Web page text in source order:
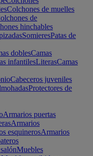
Colchones de muelles
de
hinchables
SomieresPatas de
doblesCamas
infantilesLiterasCamas
Cabeceros juveniles
Protectores de
Armarios puertas
Armarios
esquinerosArmarios
Muebles